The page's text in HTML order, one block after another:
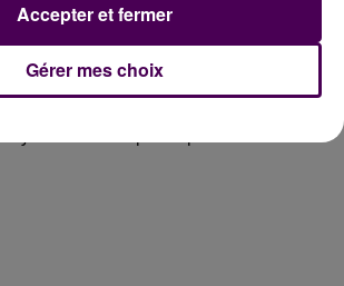
Inscrivez-vous au casting The Voice & The Voice
Kids !
Gérer mes choix
Accepter et fermer